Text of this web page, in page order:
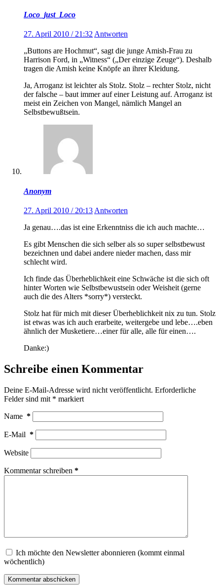
Loco_just_Loco
27. April 2010 / 21:32 Antworten
„Buttons are Hochmut“, sagt die junge Amish-Frau zu
Harrison Ford, in „Witness“ („Der einzige Zeuge“). Deshalb
tragen die Amish keine Knöpfe an ihrer Kleidung.
Ja, Arroganz ist leichter als Stolz. Stolz – rechter Stolz, nicht
der falsche – baut immer auf einer Leistung auf. Arroganz ist
meist ein Zeichen von Mangel, nämlich Mangel an
Selbstbewußtsein.
Anonym
27. April 2010 / 20:13 Antworten
Ja genau….das ist eine Erkenntniss die ich auch machte…
Es gibt Menschen die sich selber als so super selbstbewust
bezeichnen und dabei andere nieder machen, dass mir
schlecht wird.
Ich finde das Überheblichkeit eine Schwäche ist die sich oft
hinter Worten wie Selbstbewustsein oder Weisheit (gerne
auch die des Alters *sorry*) versteckt.
Stolz hat für mich mit dieser Überheblichkeit nix zu tun. Stolz
ist etwas was ich auch erarbeite, weitergebe und lebe….eben
ähnlich der Musketiere…einer für alle, alle für einen….
Danke:)
Schreibe einen Kommentar
Deine E-Mail-Adresse wird nicht veröffentlicht. Erforderliche
Felder sind mit * markiert
Name *
E-Mail *
Website
Kommentar schreiben *
Ich möchte den Newsletter abonnieren (kommt einmal
wöchentlich)
Kommentar abschicken